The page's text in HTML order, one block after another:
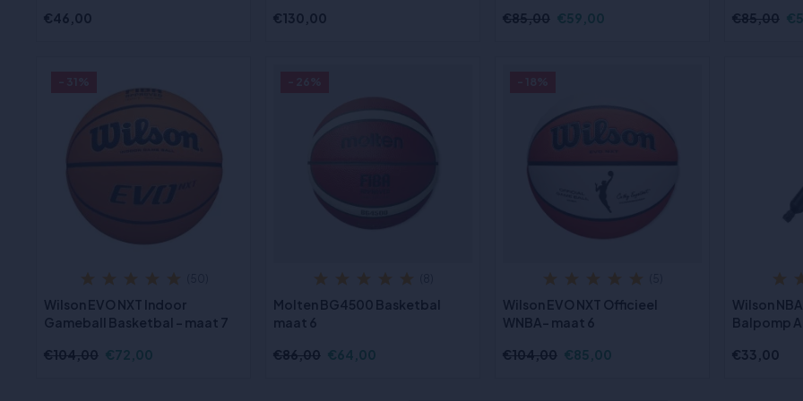
€46,00 €130,00 €85,00 €59,00 €85,00
Wilson EVO NXT Indoor
Gameball Basketbal - maat 7
€104,00 €72,00
Molten BG4500 Basketbal
maat 6
€86,00 €64,00
Wilson EVO NXT Officieel
WNBA- maat 6
€104,00 €85,00
Wilson
Balpomp
€33,00